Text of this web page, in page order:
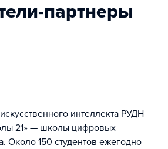
партнеры
интеллекта РУДН
21» — школы цифровых
Около 150 студентов ежегодно